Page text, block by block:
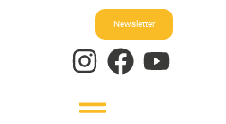
Newsletter